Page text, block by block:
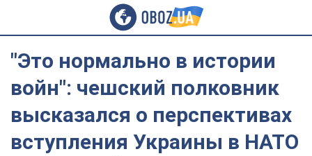
"Это нормально в истории
войн": чешский полковник
высказался о перспективах
вступления Украины в НАТО